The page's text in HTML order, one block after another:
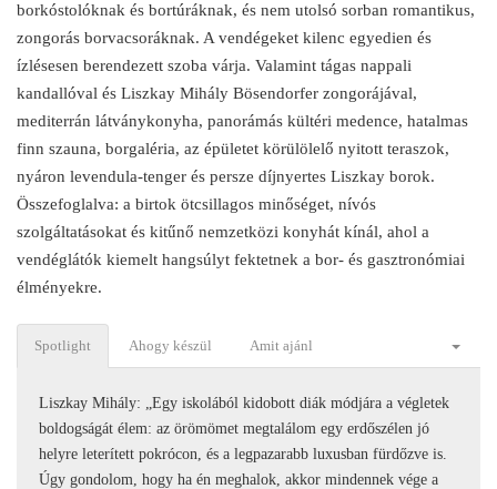
borkóstolóknak és bortúráknak, és nem utolsó sorban romantikus,
zongorás borvacsoráknak. A vendégeket kilenc egyedien és
ízlésesen berendezett szoba várja. Valamint tágas nappali
kandallóval és Liszkay Mihály Bösendorfer zongorájával,
mediterrán látványkonyha, panorámás kültéri medence, hatalmas
finn szauna, borgaléria, az épületet körülölelő nyitott teraszok,
nyáron levendula-tenger és persze díjnyertes Liszkay borok.
Összefoglalva: a birtok ötcsillagos minőséget, nívós
szolgáltatásokat és kitűnő nemzetközi konyhát kínál, ahol a
vendéglátók kiemelt hangsúlyt fektetnek a bor- és gasztronómiai
élményekre.
Spotlight Ahogy készül Amit ajánl
Liszkay Mihály: „Egy iskolából kidobott diák módjára a végletek
boldogságát élem: az örömömet megtalálom egy erdőszélen jó
helyre leterített pokrócon, és a legpazarabb luxusban fürdőzve is.
Úgy gondolom, hogy ha én meghalok, akkor mindennek vége a